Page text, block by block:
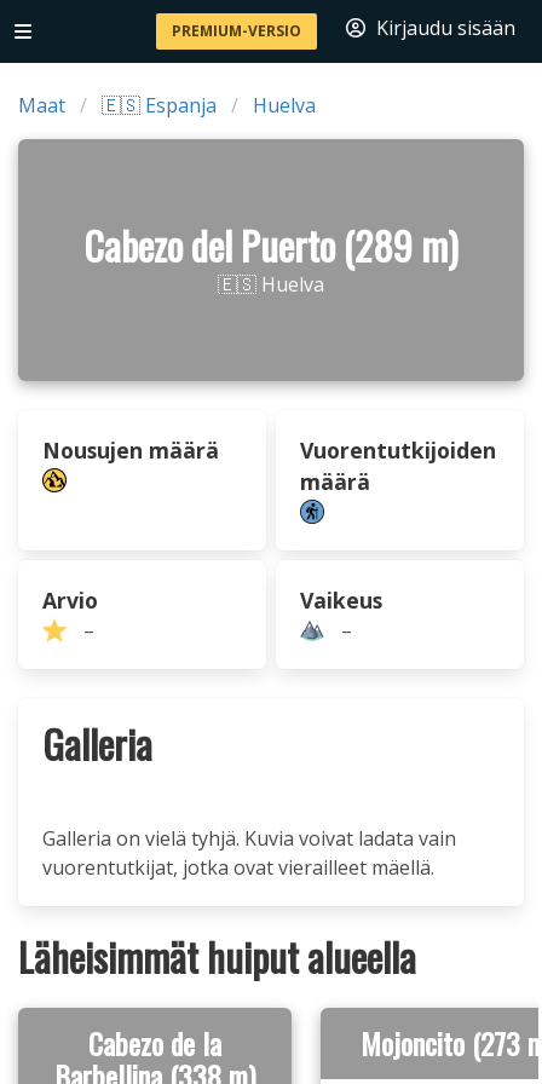
PREMIUM-VERSIO Kirjaudu sisään
Maat 🇪🇸 Espanja Huelva
Cabezo del Puerto (289 m)
🇪🇸 Huelva
Nousujen määrä
Vuorentutkijoiden
määrä
Arvio
–
Vaikeus
–
Galleria
Galleria on vielä tyhjä. Kuvia voivat ladata vain
vuorentutkijat, jotka ovat vierailleet mäellä.
Läheisimmät huiput alueella
Cabezo de la Mojoncito (273